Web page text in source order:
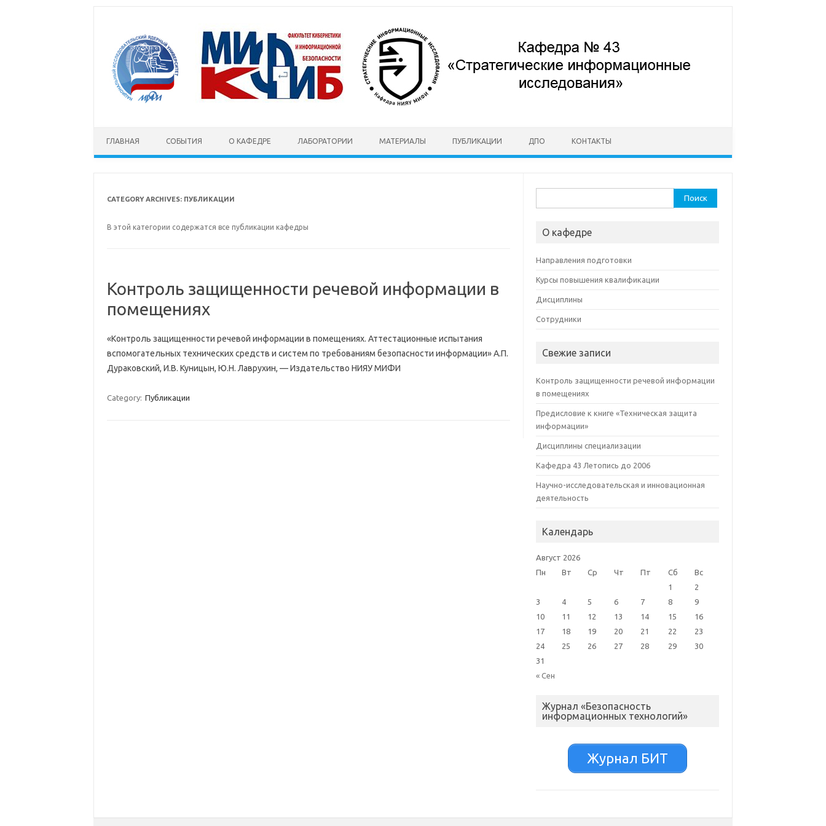
ГЛАВНАЯ СОБЫТИЯ О КАФЕДРЕ ЛАБОРАТОРИИ МАТЕРИАЛЫ ПУБЛИКАЦИИ ДПО КОНТАКТЫ
CATEGORY ARCHIVES: ПУБЛИКАЦИИ
В этой категории содержатся все публикации кафедры
Контроль защищенности речевой информации в
помещениях
«Контроль защищенности речевой информации в помещениях. Аттестационные испытания
вспомогательных технических средств и систем по требованиям безопасности информации» А.П.
Дураковский, И.В. Куницын, Ю.Н. Лаврухин, — Издательство НИЯУ МИФИ
Category: Публикации
О кафедре
Направления подготовки
Курсы повышения квалификации
Дисциплины
Сотрудники
Свежие записи
Контроль защищенности речевой информации
в помещениях
Предисловие к книге «Техническая защита
информации»
Дисциплины специализации
Кафедра 43 Летопись до 2006
Научно-исследовательская и инновационная
деятельность
Календарь
Август 2026
Пн
Вт Ср Чт Пт Сб Вс
« Сен
1
2
3
4 5 6 7 8
9
10
11 12 13 14 15
16
17
18 19 20 21 22
23
24
25 26 27 28 29
30
31
Журнал «Безопасность
информационных технологий»
Журнал БИТ